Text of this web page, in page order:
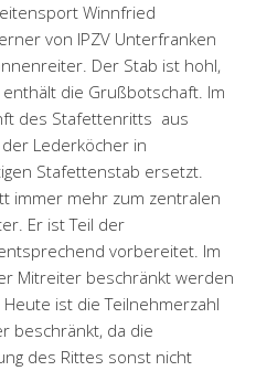
Winnfried
von IPZV Unterfranken
Der Stab ist hohl,
die Grußbotschaft. Im
des Stafettenritts aus
Lederköcher in
Stafettenstab ersetzt.
immer mehr zum zentralen
Er ist Teil der
vorbereitet. Im
Mitreiter beschränkt werden
ist die Teilnehmerzahl
beschränkt, da die
des Rittes sonst nicht